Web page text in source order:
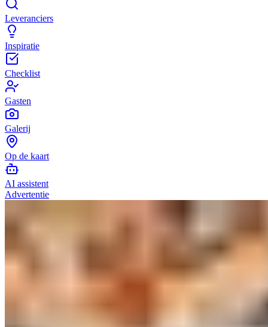
Leveranciers
Inspiratie
Checklist
Gasten
Galerij
Op de kaart
AI assistent
Advertentie